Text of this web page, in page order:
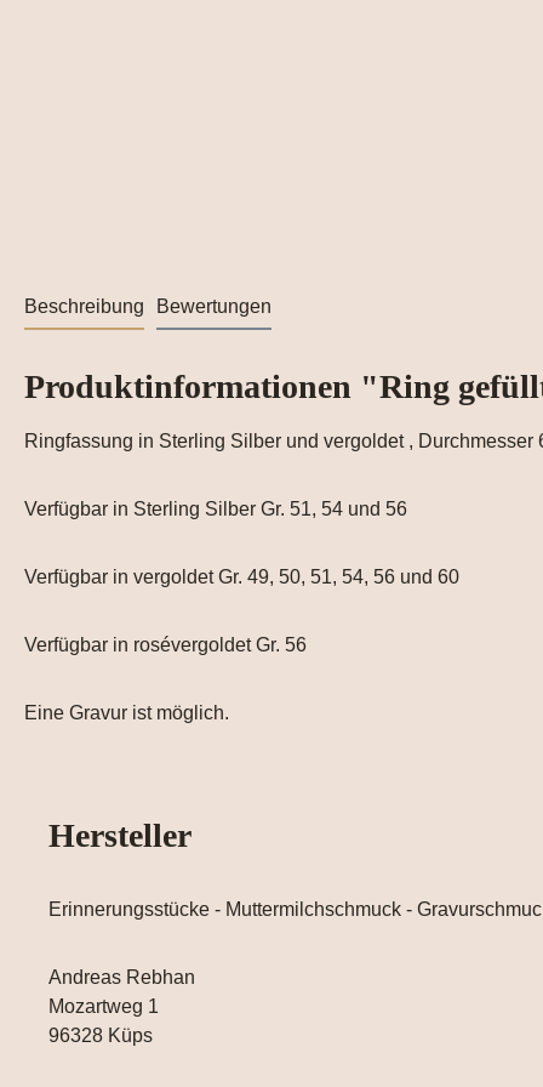
Beschreibung Bewertungen
Produktinformationen "Ring
Ringfassung in Sterling Silber und vergoldet , Durchmesser
Verfügbar in Sterling Silber Gr. 51, 54 und 56
Verfügbar in vergoldet Gr. 49, 50, 51, 54, 56 und 60
Verfügbar in rosévergoldet Gr. 56
Eine Gravur ist möglich.
Hersteller
Erinnerungsstücke - Muttermilchschmuck -
Andreas Rebhan
Mozartweg 1
96328 Küps